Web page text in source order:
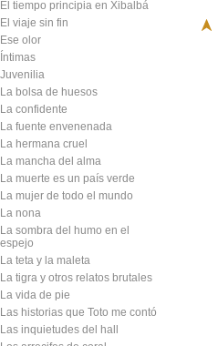
El tiempo principia en Xibalbá
El viaje sin fin
Ese olor
Íntimas
Juvenilia
La bolsa de huesos
La confidente
La fuente envenenada
La hermana cruel
La mancha del alma
La muerte es un país verde
La mujer de todo el mundo
La nona
La sombra del humo en el
espejo
La teta y la maleta
La tigra y otros relatos brutales
La vida de pie
Las historias que Toto me contó
Las inquietudes del hall